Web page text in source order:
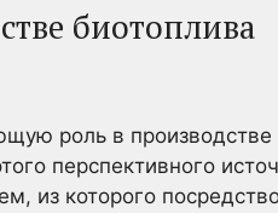
биотоплива
роль в производстве
перспективного
из которого